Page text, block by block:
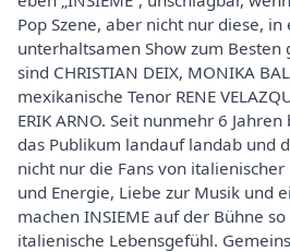
Pop Szene, aber nicht nur diese,
unterhaltsamen Show zum Besten
sind CHRISTIAN DEIX, MONIKA
mexikanische Tenor RENE
ERIK ARNO. Seit nunmehr 6
das Publikum landauf landab und
nicht nur die Fans von
und Energie, Liebe zur Musik und
machen INSIEME auf der Bühne
italienische Lebensgefühl.